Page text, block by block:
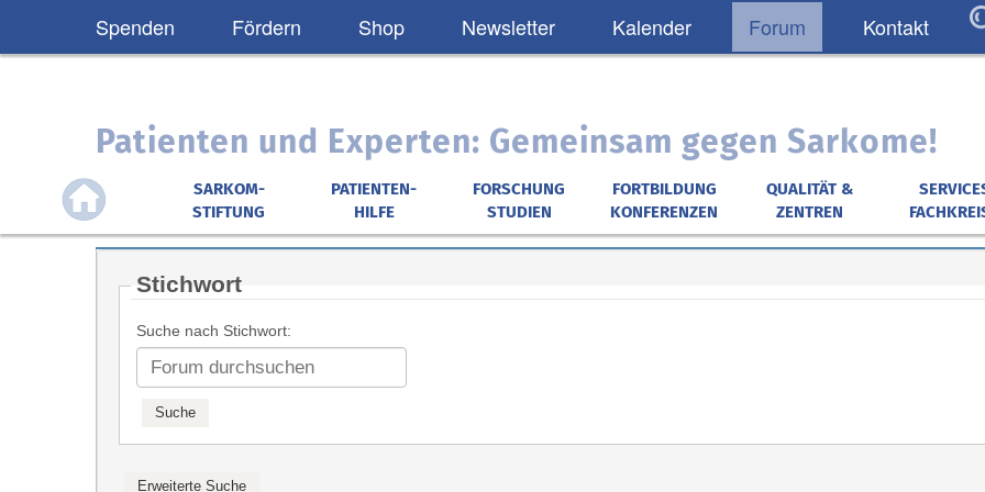
Spenden Fördern Shop Newsletter Kalender Forum Kontakt
Patienten und Experten: Gemeinsam gegen Sarkome!
SARKOM-
STIFTUNG
PATIENTEN-
HILFE
FORSCHUNG
STUDIEN
FORTBILDUNG
KONFERENZEN
QUALITÄT &
ZENTREN
Stichwort
Suche nach Stichwort: